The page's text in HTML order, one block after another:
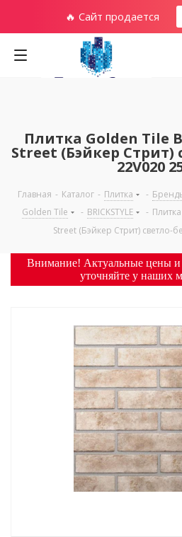
🔥 Сайт продается
Плитка Golden Tile
Street (Бэйкер
22V020
Главная - Каталог - Плитка -
Golden Tile
- BRICKSTYLE -
Street (Бэйкер Стрит) светло-
Внимание! Актуальные цены
уточняйте у наших